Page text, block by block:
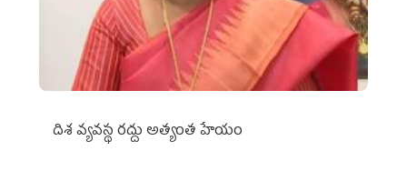
దిశ వ్యవస్థ రద్దు అత్యంత హేయం